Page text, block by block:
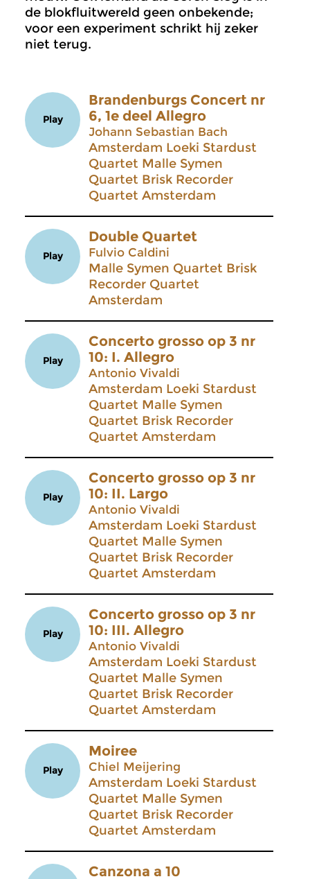
de blokfluitwereld geen onbekende;
voor een experiment schrikt hij zeker
niet terug.
Play
Brandenburgs Concert nr
6, 1e deel Allegro
Johann Sebastian Bach
Amsterdam Loeki Stardust
Quartet Malle Symen
Quartet Brisk Recorder
Quartet Amsterdam
Play
Double Quartet
Fulvio Caldini
Malle Symen Quartet Brisk
Recorder Quartet
Amsterdam
Play
Concerto grosso op 3 nr
10: I. Allegro
Antonio Vivaldi
Amsterdam Loeki Stardust
Quartet Malle Symen
Quartet Brisk Recorder
Quartet Amsterdam
Play
Concerto grosso op 3 nr
10: II. Largo
Antonio Vivaldi
Amsterdam Loeki Stardust
Quartet Malle Symen
Quartet Brisk Recorder
Quartet Amsterdam
Play
Concerto grosso op 3 nr
10: III. Allegro
Antonio Vivaldi
Amsterdam Loeki Stardust
Quartet Malle Symen
Quartet Brisk Recorder
Quartet Amsterdam
Play
Moiree
Chiel Meijering
Amsterdam Loeki Stardust
Quartet Malle Symen
Quartet Brisk Recorder
Quartet Amsterdam
Canzona a 10